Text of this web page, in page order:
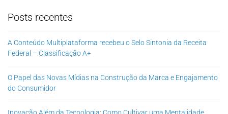
Posts recentes
A Conteúdo Multiplataforma recebeu o Selo Sintonia da Receita
Federal – Classificação A+
O Papel das Novas Mídias na Construção da Marca e Engajamento
do Consumidor